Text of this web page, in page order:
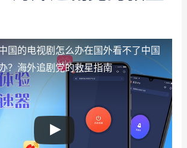
国的电视剧怎么办在国外看不了中国
？海外追剧党的救星指南